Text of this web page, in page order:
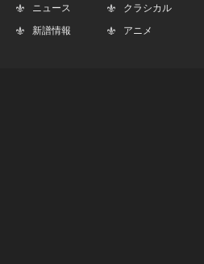
ニュース
新譜情報
クラシカル
アニメ